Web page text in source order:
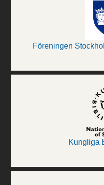
Föreningen
Kungliga